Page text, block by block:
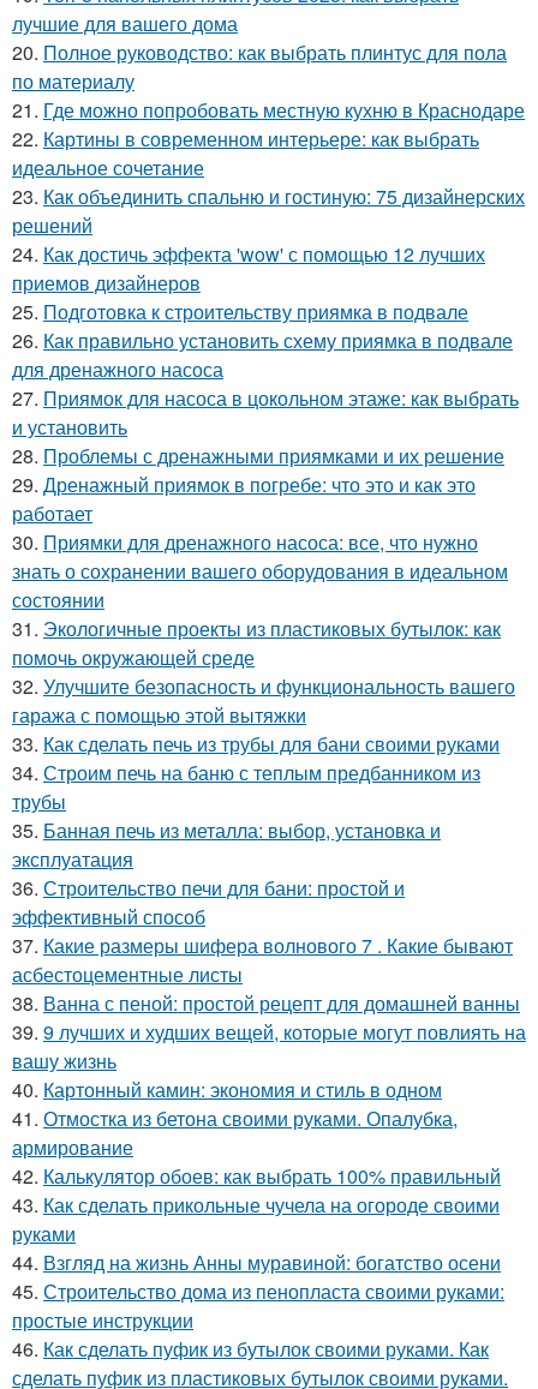
лучшие для вашего дома
20. Полное руководство: как выбрать плинтус для пола
по материалу
21. Где можно попробовать местную кухню в Краснодаре
22. Картины в современном интерьере: как выбрать
идеальное сочетание
23. Как объединить спальню и гостиную: 75 дизайнерских
решений
24. Как достичь эффекта 'wow' с помощью 12 лучших
приемов дизайнеров
25. Подготовка к строительству приямка в подвале
26. Как правильно установить схему приямка в подвале
для дренажного насоса
27. Приямок для насоса в цокольном этаже: как выбрать
и установить
28. Проблемы с дренажными приямками и их решение
29. Дренажный приямок в погребе: что это и как это
работает
30. Приямки для дренажного насоса: все, что нужно
знать о сохранении вашего оборудования в идеальном
состоянии
31. Экологичные проекты из пластиковых бутылок: как
помочь окружающей среде
32. Улучшите безопасность и функциональность вашего
гаража с помощью этой вытяжки
33. Как сделать печь из трубы для бани своими руками
34. Строим печь на баню с теплым предбанником из
трубы
35. Банная печь из металла: выбор, установка и
эксплуатация
36. Строительство печи для бани: простой и
эффективный способ
37. Какие размеры шифера волнового 7 . Какие бывают
асбестоцементные листы
38. Ванна с пеной: простой рецепт для домашней ванны
39. 9 лучших и худших вещей, которые могут повлиять на
вашу жизнь
40. Картонный камин: экономия и стиль в одном
41. Отмостка из бетона своими руками. Опалубка,
армирование
42. Калькулятор обоев: как выбрать 100% правильный
43. Как сделать прикольные чучела на огороде своими
руками
44. Взгляд на жизнь Анны муравиной: богатство осени
45. Строительство дома из пенопласта своими руками:
простые инструкции
46. Как сделать пуфик из бутылок своими руками. Как
сделать пуфик из пластиковых бутылок своими руками.